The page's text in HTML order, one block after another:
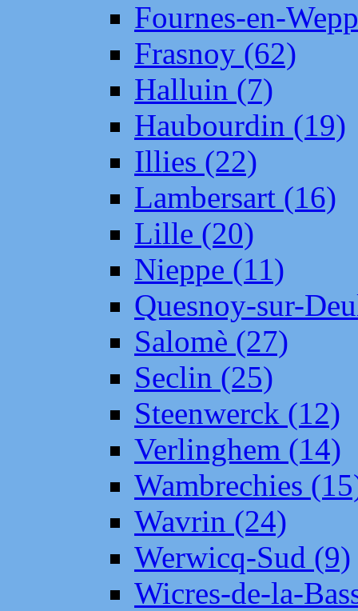
Fournes-en-
Frasnoy (62)
Halluin (7)
Haubourdin (19)
Illies (22)
Lambersart (16)
Lille (20)
Nieppe (11)
Quesnoy-sur-
Salomè (27)
Seclin (25)
Steenwerck (12)
Verlinghem (14)
Wambrechies
Wavrin (24)
Werwicq-Sud (9)
Wicres-de-la-